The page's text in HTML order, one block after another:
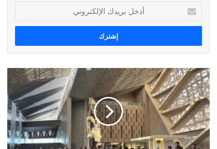
بريدك
الإلكتروني
تحت
شعار
"Artist
of
Change"..
أكسا
في
مصر